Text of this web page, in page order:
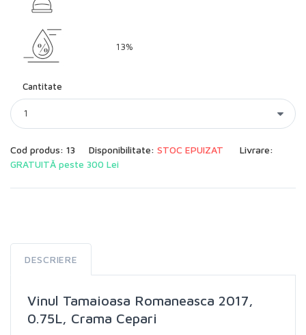
13%
Cantitate
Cod produs: 13 Disponibilitate: STOC EPUIZAT
Livrare:
GRATUITĂ peste 300 Lei
DESCRIERE
Vinul Tamaioasa Romaneasca 2017,
0.75L, Crama Cepari